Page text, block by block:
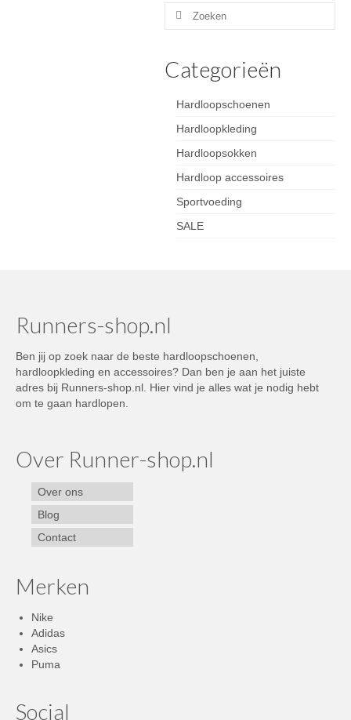
Zoeken
Categorieën
Hardloopschoenen
Hardloopkleding
Hardloopsokken
Hardloop accessoires
Sportvoeding
SALE
Runners-shop.nl
Ben jij op zoek naar de beste hardloopschoenen,
hardloopkleding en accessoires? Dan ben je aan het juiste
adres bij Runners-shop.nl. Hier vind je alles wat je nodig hebt
om te gaan hardlopen.
Over Runner-shop.nl
Over ons
Blog
Contact
Merken
Nike
Adidas
Asics
Puma
Social